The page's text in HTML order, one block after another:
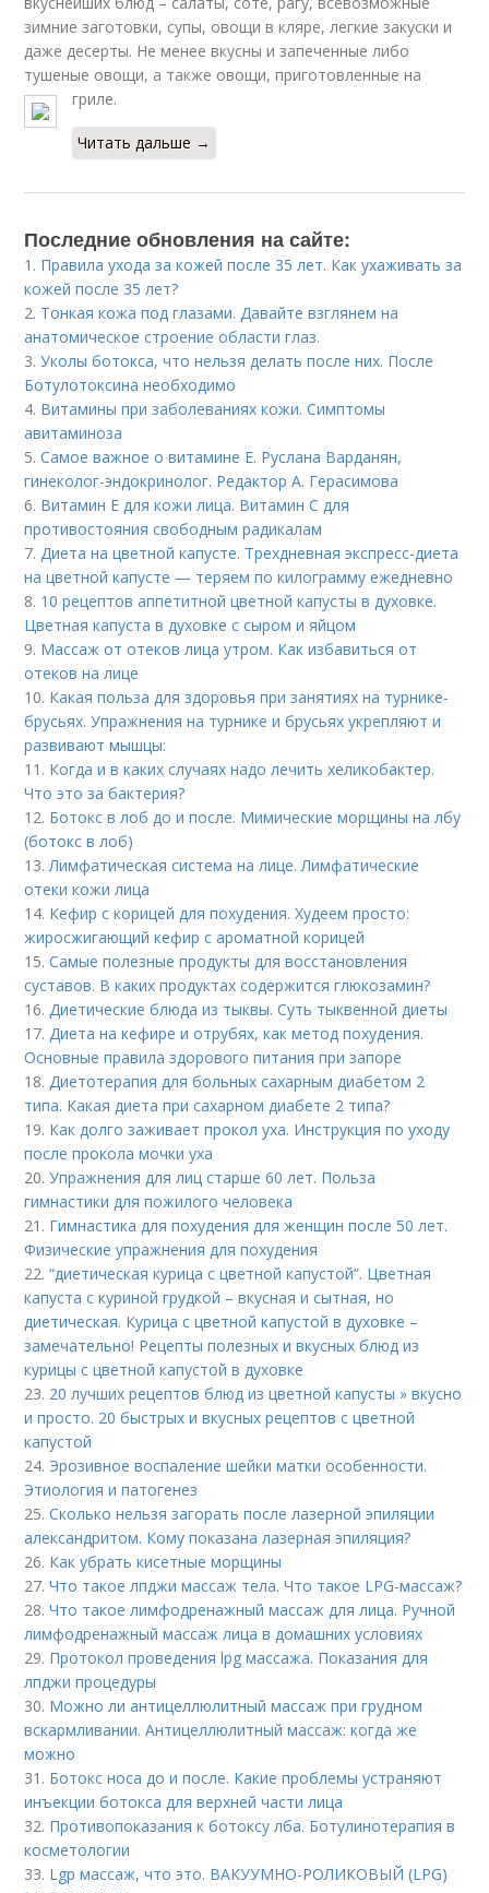
зимние заготовки, супы, овощи в кляре, легкие закуски и
даже десерты. Не менее вкусны и запеченные либо
тушеные овощи, а также овощи, приготовленные на
гриле.
Читать дальше →
Последние обновления на сайте:
1. Правила ухода за кожей после 35 лет. Как ухаживать за
кожей после 35 лет?
2. Тонкая кожа под глазами. Давайте взглянем на
анатомическое строение области глаз.
3.Уколы ботокса, что нельзя делать после них. После
Ботулотоксина необходимо
4. Витамины при заболеваниях кожи. Симптомы
авитаминоза
5.Самое важное о витамине Е. Руслана Варданян,
гинеколог-эндокринолог. Редактор А. Герасимова
6. Витамин Е для кожи лица. Витамин С для
противостояния свободным радикалам
7.Диета на цветной капусте. Трехдневная экспресс-диета
на цветной капусте — теряем по килограмму ежедневно
8. 10 рецептов аппетитной цветной капусты в духовке.
Цветная капуста в духовке с сыром и яйцом
9. Массаж от отеков лица утром. Как избавиться от
отеков на лице
10. Какая польза для здоровья при занятиях на турнике-
брусьях. Упражнения на турнике и брусьях укрепляют и
развивают мышцы:
11. Когда и в каких случаях надо лечить хеликобактер.
Что это за бактерия?
12. Ботокс в лоб до и после. Мимические морщины на лбу
(ботокс в лоб)
13.Лимфатическая система на лице. Лимфатические
отеки кожи лица
14. Кефир с корицей для похудения. Худеем просто:
жиросжигающий кефир с ароматной корицей
15.Самые полезные продукты для восстановления
суставов. В каких продуктах содержится глюкозамин?
16.Диетические блюда из тыквы. Суть тыквенной диеты
17.Диета на кефире и отрубях, как метод похудения.
Основные правила здорового питания при запоре
18.Диетотерапия для больных сахарным диабетом 2
типа. Какая диета при сахарном диабете 2 типа?
19. Как долго заживает прокол уха. Инструкция по уходу
после прокола мочки уха
20.Упражнения для лиц старше 60 лет. Польза
гимнастики для пожилого человека
21. Гимнастика для похудения для женщин после 50 лет.
Физические упражнения для похудения
22.“диетическая курица с цветной капустой”. Цветная
капуста с куриной грудкой – вкусная и сытная, но
диетическая. Курица с цветной капустой в духовке –
замечательно! Рецепты полезных и вкусных блюд из
курицы с цветной капустой в духовке
23. 20 лучших рецептов блюд из цветной капусты » вкусно
и просто. 20 быстрых и вкусных рецептов с цветной
капустой
24. Эрозивное воспаление шейки матки особенности.
Этиология и патогенез
25.Сколько нельзя загорать после лазерной эпиляции
александритом. Кому показана лазерная эпиляция?
26. Как убрать кисетные морщины
27.Что такое лпджи массаж тела. Что такое LPG-массаж?
28.Что такое лимфодренажный массаж для лица. Ручной
лимфодренажный массаж лица в домашних условиях
29. Протокол проведения lpg массажа. Показания для
лпджи процедуры
30. Можно ли антицеллюлитный массаж при грудном
вскармливании. Антицеллюлитный массаж: когда же
можно
31. Ботокс носа до и после. Какие проблемы устраняют
инъекции ботокса для верхней части лица
32. Противопоказания к ботоксу лба. Ботулинотерапия в
косметологии
33. Lgp массаж, что это. ВАКУУМНО-РОЛИКОВЫЙ (LPG)